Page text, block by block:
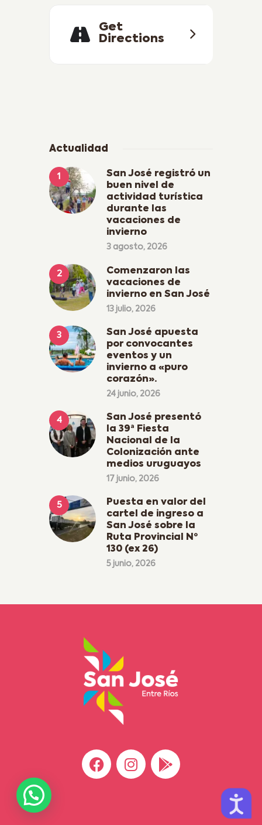
Get
Directions
Actualidad
San José registró un
buen nivel de
actividad turística
durante las
vacaciones de
invierno
3 agosto, 2026
Comenzaron las
vacaciones de
invierno en San José
13 julio, 2026
San José apuesta
por convocantes
eventos y un
invierno a «puro
corazón».
24 junio, 2026
San José presentó
la 39ª Fiesta
Nacional de la
Colonización ante
medios uruguayos
17 junio, 2026
Puesta en valor del
cartel de ingreso a
San José sobre la
Ruta Provincial Nº
130 (ex 26)
5 junio, 2026